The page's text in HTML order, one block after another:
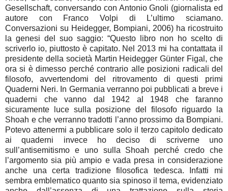
Gesellschaft, conversando con Antonio Gnoli (giornalista ed
autore con Franco Volpi di L’ultimo sciamano.
Conversazioni su Heidegger, Bompiani, 2006) ha ricostruito
la genesi del suo saggio: “Questo libro non ho scelto di
scriverlo io, piuttosto è capitato. Nel 2013 mi ha contattata il
presidente della società Martin Heidegger Günter Figal, che
ora si è dimesso perché contrario alle posizioni radicali del
filosofo, avvertendomi del ritrovamento di questi primi
Quaderni Neri. In Germania verranno poi pubblicati a breve i
quaderni che vanno dal 1942 al 1948 che faranno
sicuramente luce sulla posizione del filosofo riguardo la
Shoah e che verranno tradotti l’anno prossimo da Bompiani.
Potevo attenermi a pubblicare solo il terzo capitolo dedicato
ai quaderni invece ho deciso di scriverne uno
sull’antisemitismo e uno sulla Shoah perché credo che
l’argomento sia più ampio e vada presa in considerazione
anche una certa tradizione filosofica tedesca. Infatti mi
sembra emblematico quanto sia spinoso il tema, evidenziato